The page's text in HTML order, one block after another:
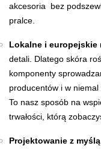
akcesoria bez
pralce.
Lokalne i europejskie
detali. Dlatego skóra
komponenty
producentów i w
To nasz sposób na
trwałości, którą
Projektowanie z